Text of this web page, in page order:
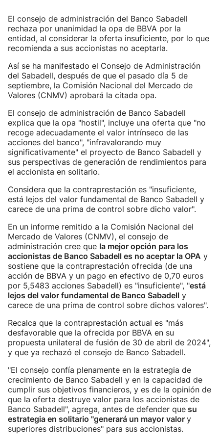
El consejo de administración del Banco Sabadell
rechaza por unanimidad la opa de BBVA por la
entidad, al considerar la oferta insuficiente, por lo que
recomienda a sus accionistas no aceptarla.
Así se ha manifestado el Consejo de Administración
del Sabadell, después de que el pasado día 5 de
septiembre, la Comisión Nacional del Mercado de
Valores (CNMV) aprobará la citada opa.
El consejo de administración de Banco Sabadell
explica que la opa "hostil", incluye una oferta que "no
recoge adecuadamente el valor intrínseco de las
acciones del banco", "infravalorando muy
significativamente" el proyecto de Banco Sabadell y
sus perspectivas de generación de rendimientos para
el accionista en solitario.
Considera que la contraprestación es "insuficiente,
está lejos del valor fundamental de Banco Sabadell y
carece de una prima de control sobre dicho valor".
En un informe remitido a la Comisión Nacional del
Mercado de Valores (CNMV), el consejo de
administración cree que la mejor opción para los
accionistas de Banco Sabadell es no aceptar la OPA y
sostiene que la contraprestación ofrecida (de una
acción de BBVA y un pago en efectivo de 0,70 euros
por 5,5483 acciones Sabadell) es "insuficiente", "está
lejos del valor fundamental de Banco Sabadell y
carece de una prima de control sobre dichos valores".
Recalca que la contraprestación actual es "más
desfavorable que la ofrecida por BBVA en su
propuesta unilateral de fusión de 30 de abril de 2024",
y que ya rechazó el consejo de Banco Sabadell.
"El consejo confía plenamente en la estrategia de
crecimiento de Banco Sabadell y en la capacidad de
cumplir sus objetivos financieros, y es de la opinión de
que la oferta destruye valor para los accionistas de
Banco Sabadell", agrega, antes de defender que su
estrategia en solitario "generará un mayor valor y
superiores distribuciones" para sus accionistas.